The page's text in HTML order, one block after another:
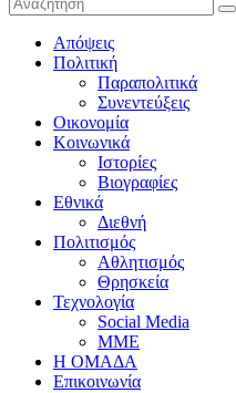
Απόψεις
Πολιτική
Παραπολιτικά
Συνεντεύξεις
Οικονομία
Κοινωνικά
Ιστορίες
Βιογραφίες
Εθνικά
Διεθνή
Πολιτισμός
Αθλητισμός
Θρησκεία
Τεχνολογία
Social Media
ΜΜΕ
Η ΟΜΑΔΑ
Επικοινωνία